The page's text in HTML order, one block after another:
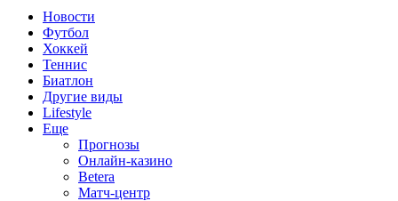
Новости
Футбол
Хоккей
Теннис
Биатлон
Другие виды
Lifestyle
Еще
Прогнозы
Онлайн-казино
Betera
Матч-центр